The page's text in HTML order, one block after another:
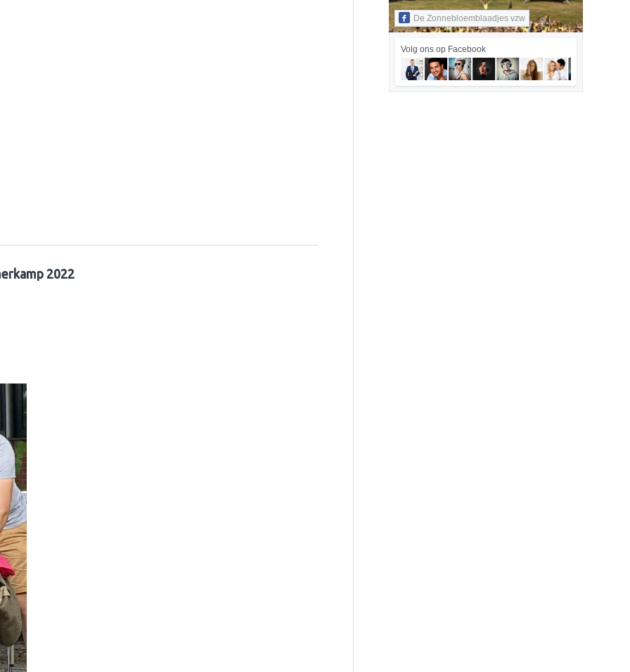
2022
De Zonnebloemblaadjes vzw
Volg ons op Facebook